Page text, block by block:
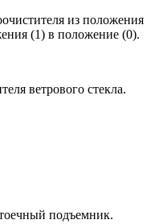
из положения
(1) в положение (0).
ветрового стекла.
подъемник.